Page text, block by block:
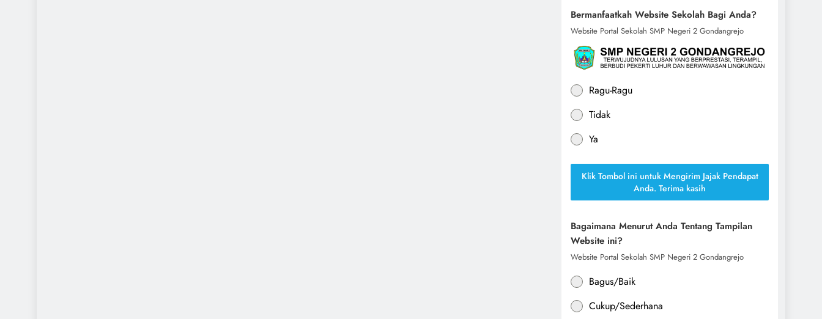
Bermanfaatkah Website Sekolah Bagi Anda?
Website Portal Sekolah SMP Negeri 2 Gondangrejo
Ragu-Ragu
Tidak
Ya
Klik Tombol ini untuk Mengirim Jajak Pendapat
Anda. Terima kasih
Bagaimana Menurut Anda Tentang Tampilan
Website ini?
Website Portal Sekolah SMP Negeri 2 Gondangrejo
Bagus/Baik
Cukup/Sederhana